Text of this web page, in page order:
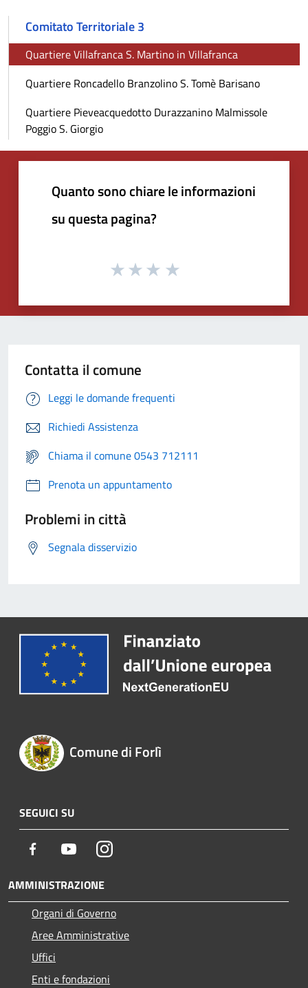
Comitato Territoriale 3
Quartiere Villafranca S. Martino in Villafranca
Quartiere Roncadello Branzolino S. Tomè Barisano
Quartiere Pieveacquedotto Durazzanino Malmissole
Poggio S. Giorgio
Quanto sono chiare le informazioni
su questa pagina?
Contatta il comune
Leggi le domande frequenti
Richiedi Assistenza
Chiama il comune 0543 712111
Prenota un appuntamento
Problemi in città
Segnala disservizio
Comune di Forlì
SEGUICI SU
Facebook YoutubeInstagram
AMMINISTRAZIONE
Organi di Governo
Aree Amministrative
Uffici
Enti e fondazioni